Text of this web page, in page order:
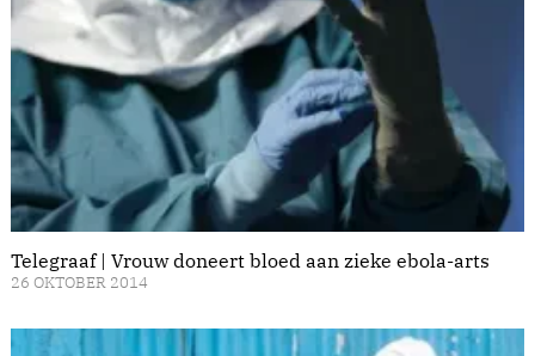
Telegraaf | Vrouw doneert bloed aan zieke ebola-arts
26 OKTOBER 2014